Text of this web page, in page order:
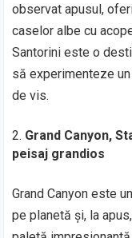
observat apusul,
caselor albe cu
Santorini este o
să experimenteze
de vis.
Grand Canyon,
peisaj grandios
Grand Canyon este
pe planetă și, la